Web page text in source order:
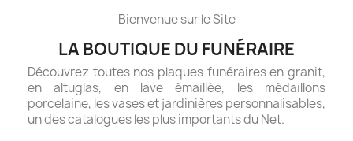
Bienvenue sur le Site
LA BOUTIQUE DU FUNÉRAIRE
Découvrez toutes nos plaques funéraires en granit,
en altuglas, en lave émaillée, les médaillons
porcelaine, les vases et jardinières personnalisables,
un des catalogues les plus importants du Net.